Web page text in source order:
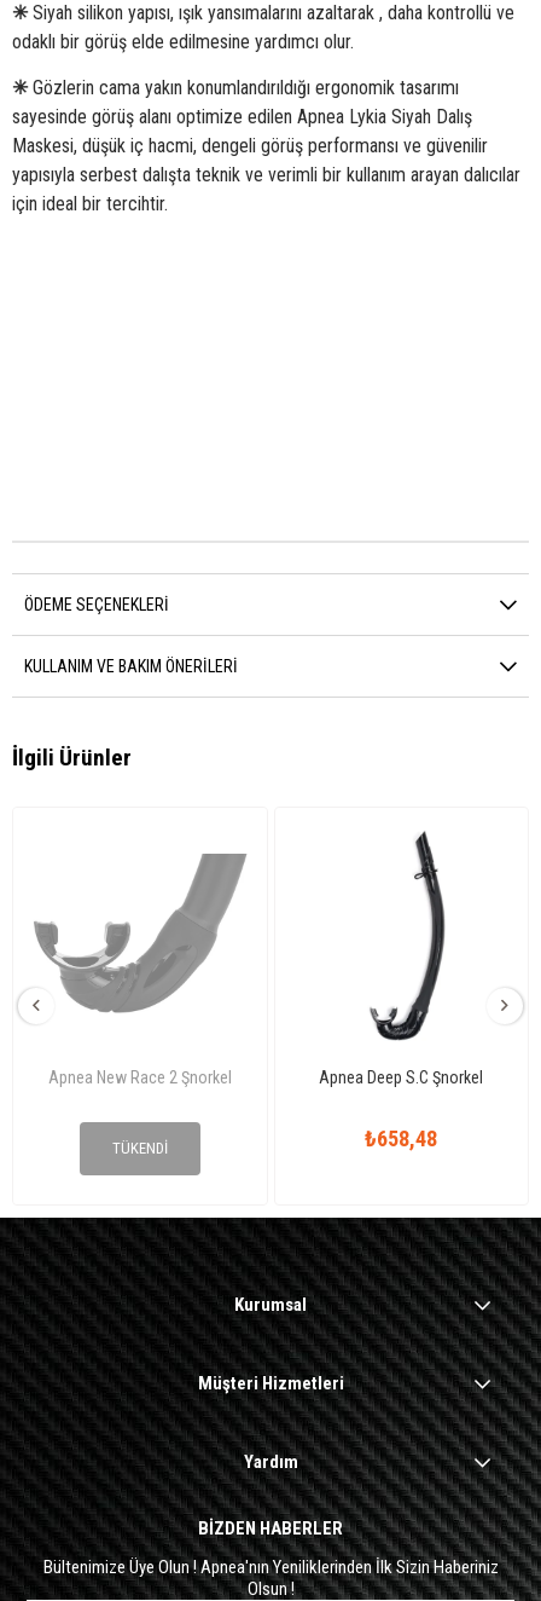
✳Siyah silikon yapısı, ışık yansımalarını azaltarak , daha kontrollü ve
odaklı bir görüş elde edilmesine yardımcı olur.
✳Gözlerin cama yakın konumlandırıldığı ergonomik tasarımı
sayesinde görüş alanı optimize edilen Apnea Lykia Siyah Dalış
Maskesi, düşük iç hacmi, dengeli görüş performansı ve güvenilir
yapısıyla serbest dalışta teknik ve verimli bir kullanım arayan dalıcılar
için ideal bir tercihtir.
ÖDEME SEÇENEKLERI
KULLANIM VE BAKIM ÖNERILERI
İlgili Ürünler
TÜKENDI
Apnea New Race 2 Şnorkel
₺713,35
Apnea Deep S.C Şnorkel
₺658,48
Kurumsal
Müşteri Hizmetleri
Yardım
BİZDEN HABERLER
Bültenimize Üye Olun ! Apnea'nın Yeniliklerinden İlk Sizin Haberiniz
Olsun !